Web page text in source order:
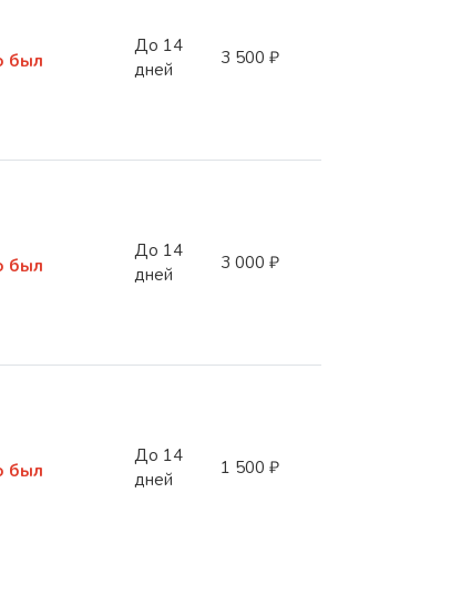
был
До 14
дней
3 500 ₽
был
До 14
дней
3 000 ₽
был
До 14
дней
1 500 ₽